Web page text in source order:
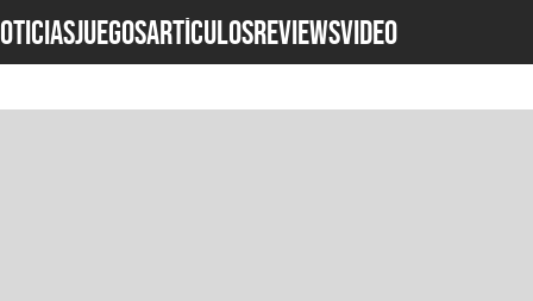
JUEGOSARTÍCULOSREVIEWSVideo